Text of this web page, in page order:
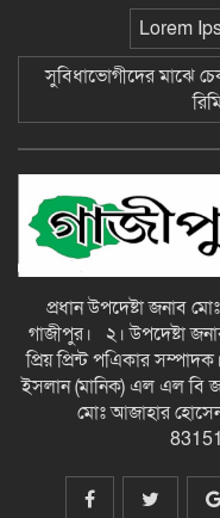
Lorem
সুবিধাভোগীদের মাঝে
প্রধান উপদেষ্টা জনাব
গাজীপুর। ২। উপদেষ্টা
প্রিয় প্রিন্ট পএিকার
ইসলান (মানিক) এল এল বি
মোঃ আজাহার